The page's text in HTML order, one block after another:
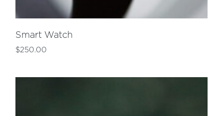
Smart Watch
$250.00